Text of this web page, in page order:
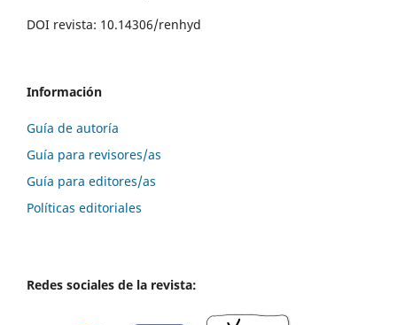
DOI revista: 10.14306/renhyd
Información
Guía de autoría
Guía para revisores/as
Guía para editores/as
Políticas editoriales
Redes sociales de la revista: